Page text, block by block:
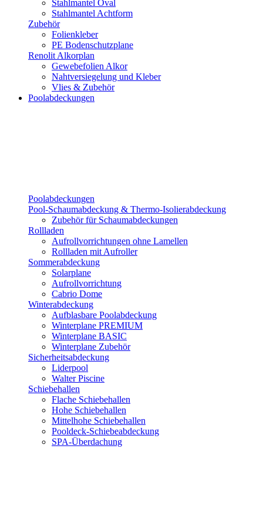
Stahlmantel Oval
Stahlmantel Achtform
Zubehör
Folienkleber
PE Bodenschutzplane
Renolit Alkorplan
Gewebefolien Alkor
Nahtversiegelung und Kleber
Vlies & Zubehör
Poolabdeckungen
Poolabdeckungen
Pool-Schaumabdeckung & Thermo-Isolierabdeckung
Zubehör für Schaumabdeckungen
Rollladen
Aufrollvorrichtungen ohne Lamellen
Rollladen mit Aufroller
Sommerabdeckung
Solarplane
Aufrollvorrichtung
Cabrio Dome
Winterabdeckung
Aufblasbare Poolabdeckung
Winterplane PREMIUM
Winterplane BASIC
Winterplane Zubehör
Sicherheitsabdeckung
Liderpool
Walter Piscine
Schiebehallen
Flache Schiebehallen
Hohe Schiebehallen
Mittelhohe Schiebehallen
Pooldeck-Schiebeabdeckung
SPA-Überdachung